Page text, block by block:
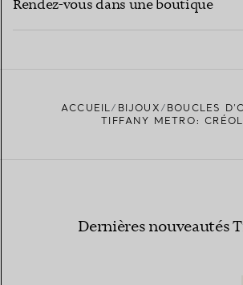
Rendez-vous dans une boutique
TROUVEZ LA BOUTIQUE LA PLUS PROCHE
ACCUEIL BIJOUX
BOUCLES
TIFFANY METRO:
Dernières nouveautés